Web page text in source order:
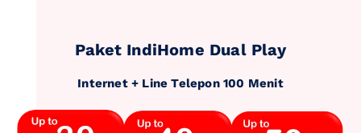
Paket IndiHome Dual Play
Internet + Line Telepon 100 Menit